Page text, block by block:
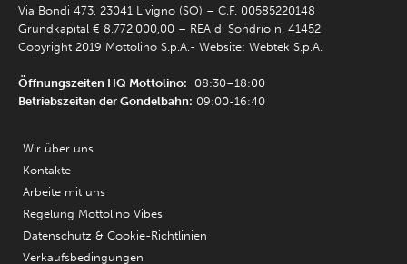
Via Bondi 473, 23041 Livigno (SO) – C.F. 00585220148
Grundkapital € 8.772.000,00 – REA di Sondrio n. 41452
Copyright 2019 Mottolino S.p.A.- Website: Webtek S.p.A.
Öffnungszeiten HQ Mottolino: 08:30–18:00
Betriebszeiten der Gondelbahn: 09:00-16:40
Wir über uns
Kontakte
Arbeite mit uns
Regelung Mottolino Vibes
Datenschutz & Cookie-Richtlinien
Verkaufsbedingungen